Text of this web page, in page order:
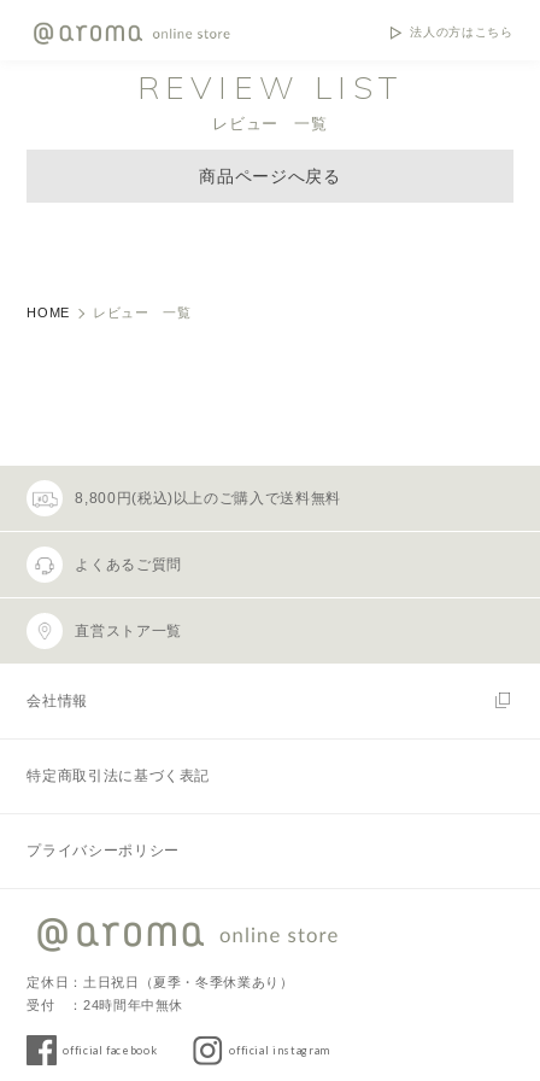
法人の方はこちら
REVIEW LIST
レビュー 一覧
商品ページへ戻る
HOME レビュー 一覧
8,800円(税込)以上のご購入で送料無料
よくあるご質問
直営ストア一覧
会社情報
特定商取引法に基づく表記
プライバシーポリシー
定休日：土日祝日（夏季・冬季休業あり）
受付 ：24時間年中無休
official facebook official instagram